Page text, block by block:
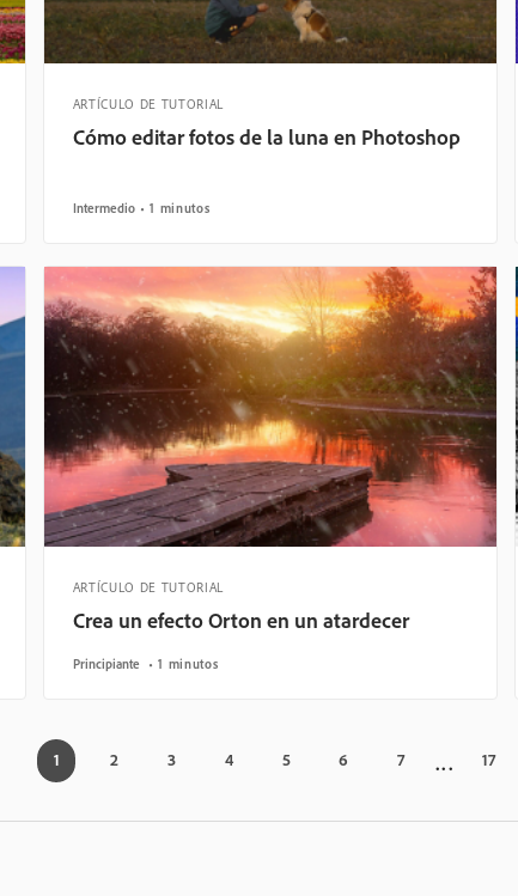
ARTÍCULO DE TUTORIAL
Cómo editar fotos de la luna en Photoshop
Intermedio 1 minutos
ARTÍCULO DE TUTORIAL
Crea un efecto Orton en un atardecer
Principiante 1 minutos
1 2 3 4 5 6 7 17